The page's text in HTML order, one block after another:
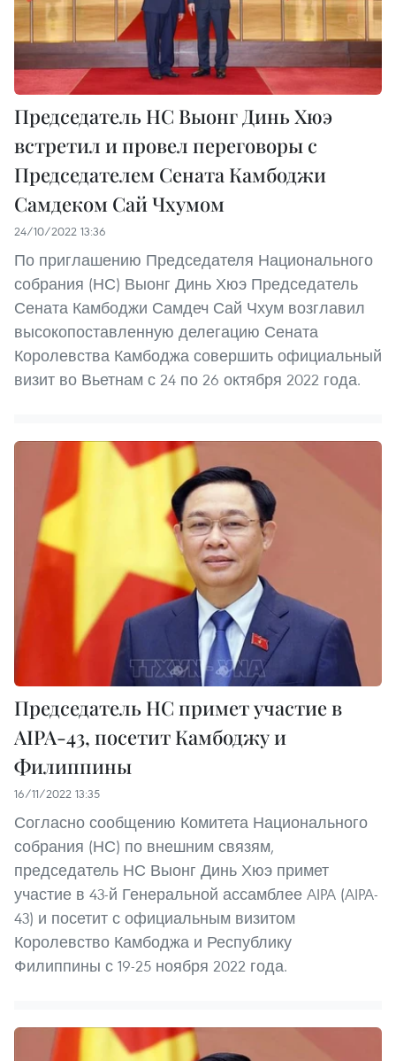
Председатель НС Выонг Динь Хюэ
встретил и провел переговоры с
Председателем Сената Камбоджи
Самдеком Сай Чхумом
24/10/2022 13:36
По приглашению Председателя Национального
собрания (НС) Выонг Динь Хюэ Председатель
Сената Камбоджи Самдеч Сай Чхум возглавил
высокопоставленную делегацию Сената
Королевства Камбоджа совершить официальный
визит во Вьетнам с 24 по 26 октября 2022 года.
Председатель НС примет участие в
AIPA-43, посетит Камбоджу и
Филиппины
16/11/2022 13:35
Согласно сообщению Комитета Национального
собрания (НС) по внешним связям,
председатель НС Выонг Динь Хюэ примет
участие в 43-й Генеральной ассамблее AIPA (AIPA-
43) и посетит с официальным визитом
Королевство Камбоджа и Республику
Филиппины с 19-25 ноября 2022 года.